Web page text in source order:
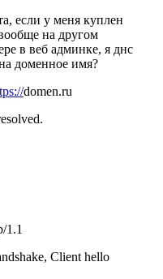
если у меня куплен
на другом
в веб админке, я днс
доменное имя?
domen.ru
1.1
Client hello